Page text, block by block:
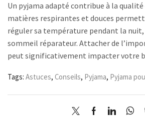
Un pyjama adapté contribue à la qualité
matières respirantes et douces
réguler sa température pendant la nuit,
sommeil réparateur. Attacher de
peut significativement impacter votre
Tags: Astuces, Conseils, Pyjama, Pyjama